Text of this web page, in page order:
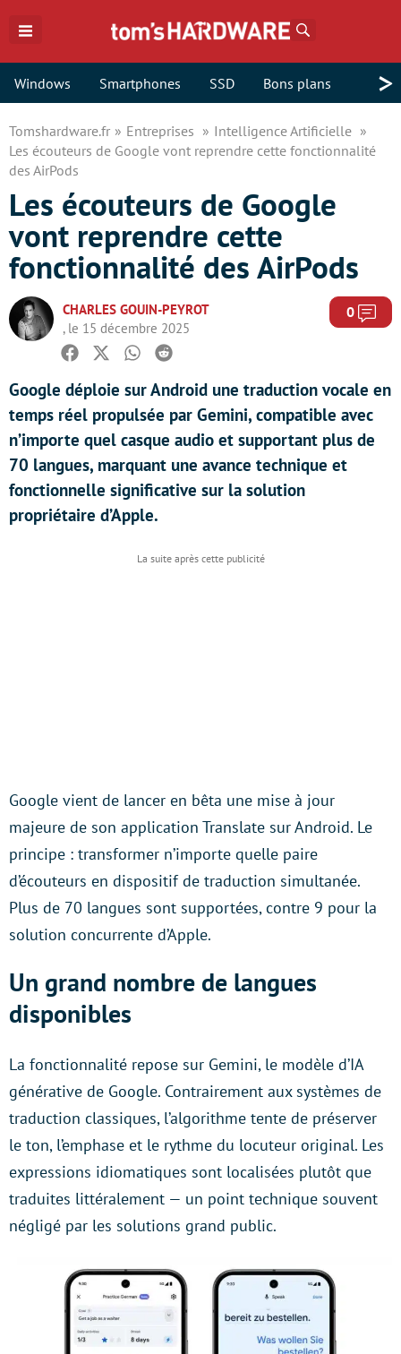
Windows Smartphones SSD Bons plans >
Tomshardware.fr Entreprises
Intelligence Artificielle
Les écouteurs de Google vont reprendre cette fonctionnalité
des AirPods
Les écouteurs de Google
vont reprendre cette
fonctionnalité des AirPods
CHARLES GOUIN-PEYROT
, le 15 décembre 2025
0
Facebook
TwitterWhatsapp
Reddit
Google déploie sur Android une traduction vocale en
temps réel propulsée par Gemini, compatible avec
n’importe quel casque audio et supportant plus de
70 langues, marquant une avance technique et
fonctionnelle significative sur la solution
propriétaire d’Apple.
Google vient de lancer en bêta une mise à jour
majeure de son application Translate sur Android. Le
principe : transformer n’importe quelle paire
d’écouteurs en dispositif de traduction simultanée.
Plus de 70 langues sont supportées, contre 9 pour la
solution concurrente d’Apple.
Un grand nombre de langues
disponibles
La fonctionnalité repose sur Gemini, le modèle d’IA
générative de Google. Contrairement aux systèmes de
traduction classiques, l’algorithme tente de préserver
le ton, l’emphase et le rythme du locuteur original. Les
expressions idiomatiques sont localisées plutôt que
traduites littéralement — un point technique souvent
négligé par les solutions grand public.